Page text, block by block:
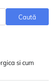
Caută
si cum